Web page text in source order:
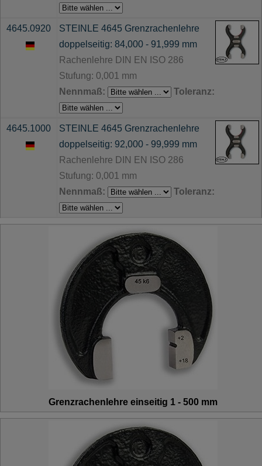
4645.0920
STEINLE 4645 Grenzrachenlehre
doppelseitig: 84,000 - 91,999 mm
Rachenlehre DIN EN ISO 286
Stufung: 0,001 mm
Nennmaß:
Toleranz:
4645.1000
STEINLE 4645 Grenzrachenlehre
doppelseitig: 92,000 - 99,999 mm
Rachenlehre DIN EN ISO 286
Stufung: 0,001 mm
Nennmaß:
Toleranz:
Grenzrachenlehre einseitig 1 - 500 mm